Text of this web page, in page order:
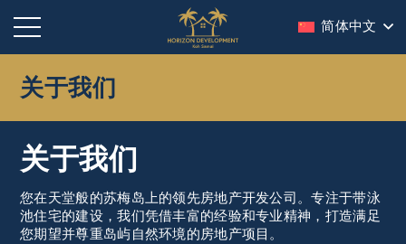
简体中文
关于我们
关于我们
您在天堂般的苏梅岛上的领先房地产开发公司。专注于带泳
池住宅的建设，我们凭借丰富的经验和专业精神，打造满足
您期望并尊重岛屿自然环境的房地产项目。